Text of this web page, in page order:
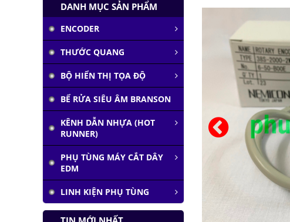
DANH MỤC SẢN PHẨM
ENCODER
THƯỚC QUANG
BỘ HIỂN THỊ TỌA ĐỘ
BỂ RỬA SIÊU ÂM BRANSON
KÊNH DẪN NHỰA (HOT
RUNNER)
PHỤ TÙNG MÁY CẮT DÂY
EDM
LINH KIỆN PHỤ TÙNG
Tàu siêu tốc chạy liên
thành phố tốc độ
1.000 km/h
Đại học Lạc Hồng vô
địch cuộc thi
Robocon 2019
Pin Mặt Trời có khả
năng tái tạo ánh
sáng
Đảo ngược quá trình
nhiên liệu
Hầm đỗ xe tự động
dưới lòng đất của